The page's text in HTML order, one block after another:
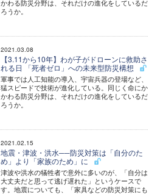
かわる防災分野は、それだけの進化をしているだ
ろうか。
2021.03.08
【3.11から10年】わが子がドローンに救助さ
れる日 「死者ゼロ」への未来型防災構想
軍事では人工知能の導入、宇宙兵器の登場など、
猛スピードで技術が進化している。同じく命にか
かわる防災分野は、それだけの進化をしているだ
ろうか。
2021.02.15
地震・津波・洪水──防災対策は「自分のた
め」より「家族のため」に
津波や洪水の犠牲者で意外に多いのが、「自分は
大丈夫だと思って逃げ遅れた」というケースで
す。地震についても、「家具などの防災対策にも